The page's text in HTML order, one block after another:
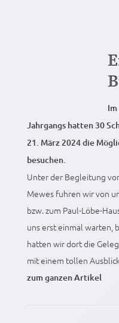
Jahrgangs hatten 30
21. März 2024 die
besuchen.
Unter der Begleitung
Mewes fuhren wir von
bzw. zum Paul-Löbe-
uns erst einmal warten,
hatten wir dort die
mit einem tollen
zum ganzen Artikel